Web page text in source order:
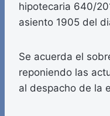
hipotecaria 640/
asiento 1905 del
Se acuerda el
reponiendo las
al despacho de la